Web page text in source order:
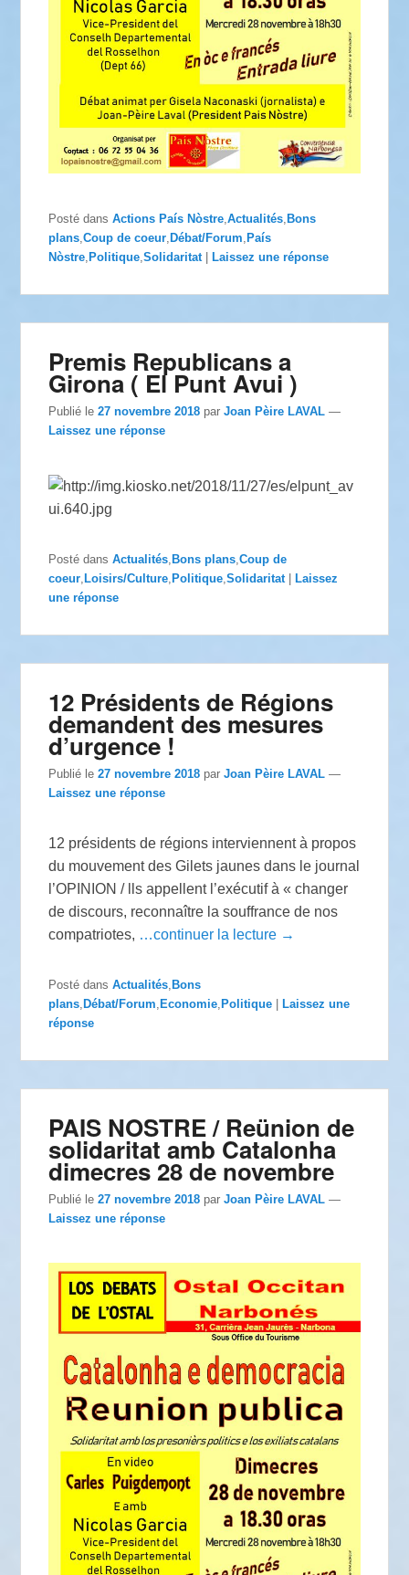
Posté dans Actions País Nòstre ,Actualités Bons
plans ,Coup de coeur Débat/Forum País
Nòstre Politique ,Solidaritat Laissez une réponse
Premis Republicans a
Girona ( El Punt Avui )
Publié le27 novembre 2018 parJoan Pèire LAVAL —
Laissez une réponse
Posté dans Actualités, Bons plans,Coup de
coeur, Loisirs/Culture, Politique,Solidaritat
Laissez
une réponse
12 Présidents de Régions
demandent des mesures
d’urgence !
Publié le27 novembre 2018 parJoan Pèire LAVAL —
Laissez une réponse
12 présidents de régions interviennent à propos
du mouvement des Gilets jaunes dans le journal
l’OPINION / lls appellent l’exécutif à « changer
de discours, reconnaître la souffrance de nos
compatriotes, …continuer la lecture →
Posté dans Actualités Bons
plans Débat/Forum Economie Politique
Laissez une
réponse
PAIS NOSTRE / Reünion de
solidaritat amb Catalonha
dimecres 28 de novembre
Publié le27 novembre 2018 parJoan Pèire LAVAL —
Laissez une réponse